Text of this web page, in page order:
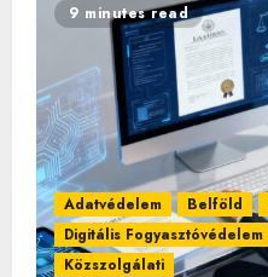
9 minutes read
Adatvédelem Belföld
Digitális Fogyasztóvédelem
Közszolgálati